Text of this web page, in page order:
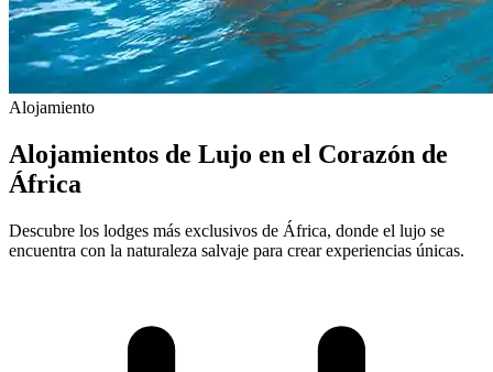
Alojamiento
Alojamientos de Lujo en el Corazón de
África
Descubre los lodges más exclusivos de África, donde el lujo se
encuentra con la naturaleza salvaje para crear experiencias únicas.